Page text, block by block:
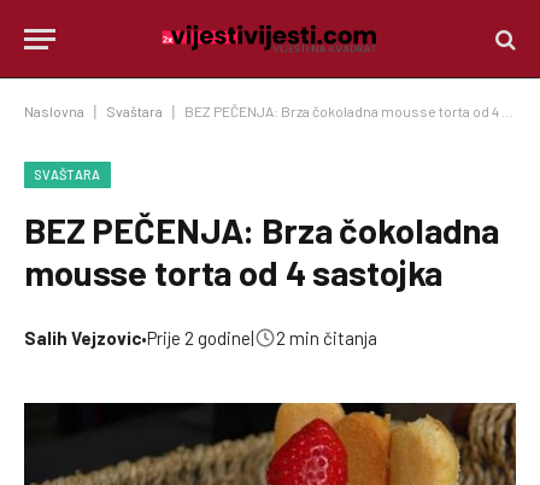
Naslovna Svaštara BEZ PEČENJA: Brza čokoladna mousse torta od 4 sastojka
SVAŠTARA
BEZ PEČENJA: Brza čokoladna
mousse torta od 4 sastojka
Salih Vejzovic•Prije 2 godine| 2 min čitanja